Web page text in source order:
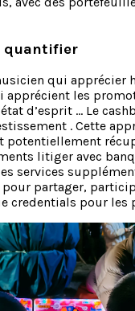
quantifier
qui
apprécient les
d’esprit … Le
. Cette
litiger avec
services
pour partager,
credentials pour les